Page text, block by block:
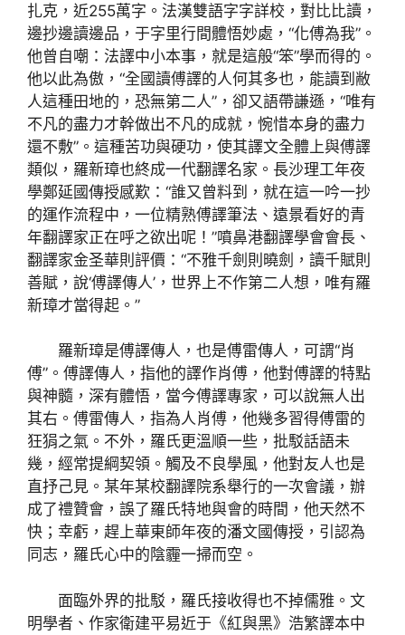
扎克，近255萬字。法漢雙語字字詳校，對比比讀，
邊抄邊讀邊品，于字里行間體悟妙處，“化傅為我”。
他曾自嘲：法譯中小本事，就是這般“笨”學而得的。
他以此為傲，“全國讀傅譯的人何其多也，能讀到敝
人這種田地的，恐無第二人”，卻又語帶謙遜，“唯有
不凡的盡力才幹做出不凡的成就，惋惜本身的盡力
還不敷”。這種苦功與硬功，使其譯文全體上與傅譯
類似，羅新璋也終成一代翻譯名家。長沙理工年夜
學鄭延國傳授感歎：“誰又曾料到，就在這一吟一抄
的運作流程中，一位精熟傅譯筆法、遠景看好的青
年翻譯家正在呼之欲出呢！”噴鼻港翻譯學會會長、
翻譯家金圣華則評價：“不雅千劍則曉劍，讀千賦則
善賦，說‘傅譯傳人’，世界上不作第二人想，唯有羅
新璋才當得起。”
羅新璋是傅譯傳人，也是傅雷傳人，可謂“肖
傅”。傅譯傳人，指他的譯作肖傅，他對傅譯的特點
與神髓，深有體悟，當今傅譯專家，可以說無人出
其右。傅雷傳人，指為人肖傅，他幾多習得傅雷的
狂狷之氣。不外，羅氏更溫順一些，批駁話語未
幾，經常提綱契領。觸及不良學風，他對友人也是
直抒己見。某年某校翻譯院系舉行的一次會議，辦
成了禮贊會，誤了羅氏特地與會的時間，他天然不
快；幸虧，趕上華東師年夜的潘文國傳授，引認為
同志，羅氏心中的陰霾一掃而空。
面臨外界的批駁，羅氏接收得也不掉儒雅。文
明學者、作家衛建平易近于《紅與黑》浩繁譯本中